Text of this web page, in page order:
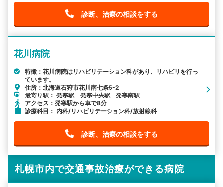
診断、治療の相談をする
花川病院
特徴：花川病院はリハビリテーション科があり、リハビリを行っ
ています。
住所：北海道石狩市花川南七条5-2
最寄り駅： 発寒駅 発寒中央駅 発寒南駅
アクセス：発寒駅から車で8分
診療科目： 内科/リハビリテーション科/放射線科
診断、治療の相談をする
札幌市内で交通事故治療ができる病院